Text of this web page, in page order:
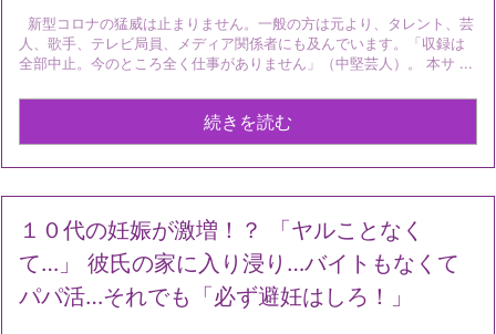
新型コロナの猛威は止まりません。一般の方は元より、タレント、芸
人、歌手、テレビ局員、メディア関係者にも及んでいます。「収録は
全部中止。今のところ全く仕事がありません」（中堅芸人）。 本サ ...
続きを読む
１０代の妊娠が激増！？ 「ヤルことなく
て…」 彼氏の家に入り浸り…バイトもなくて
パパ活…それでも「必ず避妊はしろ！」